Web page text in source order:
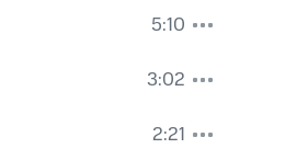
5:10
3:02
2:21